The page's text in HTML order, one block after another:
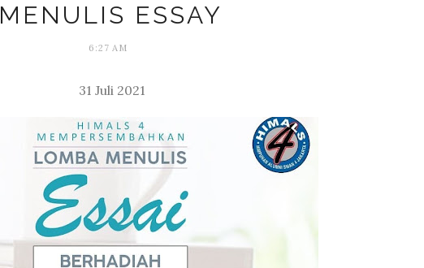
MENULIS ESSAY
6:27 AM
31 Juli 2021